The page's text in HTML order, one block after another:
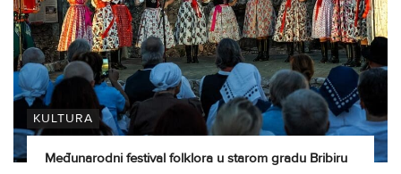
KULTURA
Međunarodni festival folklora u starom gradu Bribiru